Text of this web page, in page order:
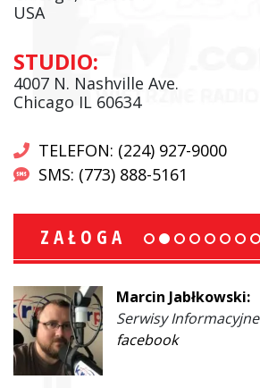
USA
STUDIO:
4007 N. Nashville Ave.
Chicago IL 60634
TELEFON: (224) 927-9000
SMS: (773) 888-5161
ZAŁOGA
Marcin Jabłkowski:
Serwisy Informacyjne
facebook